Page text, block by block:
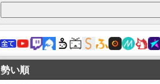
勢い順